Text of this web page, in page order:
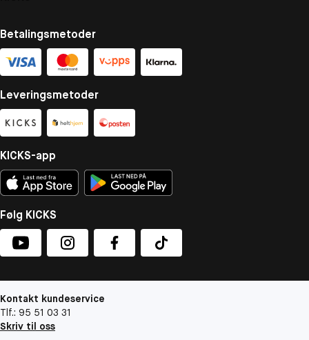
Betalingsmetoder
Leveringsmetoder
KICKS-app
Følg KICKS
Kontakt kundeservice
Tlf.: 95 51 03 31
Skriv til oss